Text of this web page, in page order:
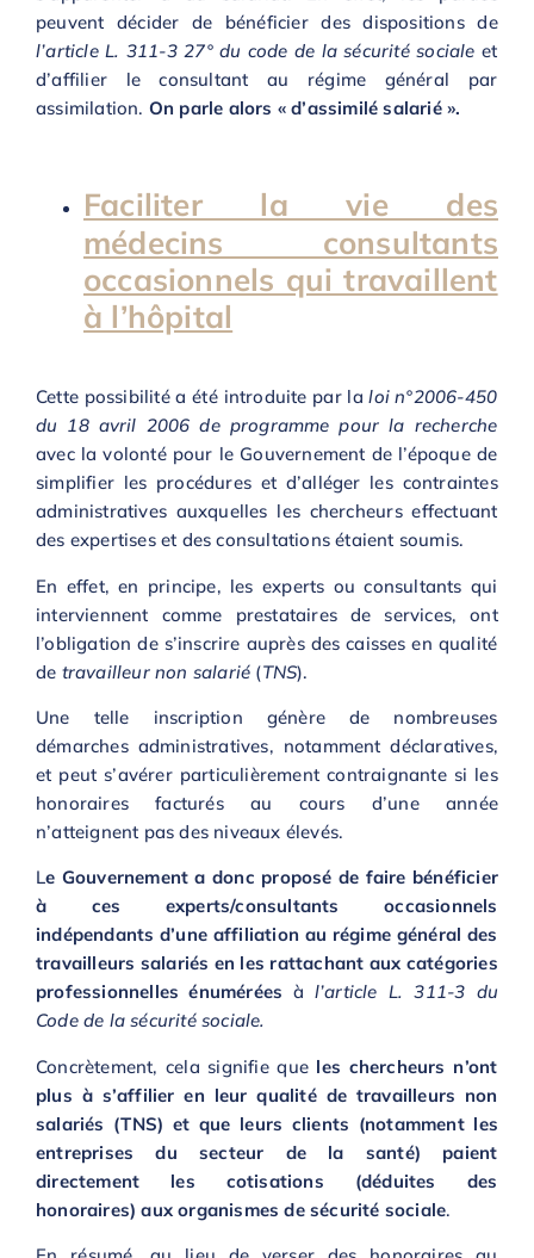
peuvent décider de bénéficier des dispositions de
l’article L. 311-3 27° du code de la sécurité sociale et
d’affilier le consultant au régime général par
assimilation. On parle alors « d’assimilé salarié ».
Faciliter la vie des
médecins consultants
occasionnels qui travaillent
à l’hôpital
Cette possibilité a été introduite par laloi n°2006-450
du 18 avril 2006 de programme pour la recherche
avec la volonté pour le Gouvernement de l’époque de
simplifier les procédures et d’alléger les contraintes
administratives auxquelles les chercheurs effectuant
des expertises et des consultations étaient soumis.
En effet, en principe, les experts ou consultants qui
interviennent comme prestataires de services, ont
l’obligation de s’inscrire auprès des caisses en qualité
de travailleur non salarié (TNS).
Une telle inscription génère de nombreuses
démarches administratives, notamment déclaratives,
et peut s’avérer particulièrement contraignante si les
honoraires facturés au cours d’une année
n’atteignent pas des niveaux élevés.
Le Gouvernement a donc proposé de faire bénéficier
à ces experts/consultants occasionnels
indépendants d’une affiliation au régime général des
travailleurs salariés en les rattachant aux catégories
professionnelles énumérées à l’article L. 311-3 du
Code de la sécurité sociale.
Concrètement, cela signifie que les chercheurs n’ont
plus à s’affilier en leur qualité de travailleurs non
salariés (TNS) et que leurs clients (notamment les
entreprises du secteur de la santé) paient
directement les cotisations (déduites des
honoraires) aux organismes de sécurité sociale.